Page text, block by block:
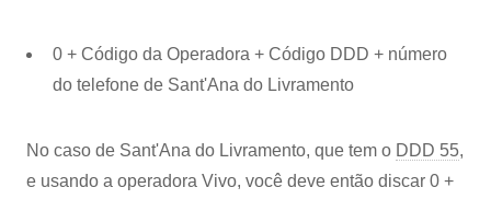
0 + Código da Operadora + Código DDD + número
do telefone de Sant'Ana do Livramento
No caso de Sant'Ana do Livramento, que tem o DDD 55,
e usando a operadora Vivo, você deve então discar 0 +